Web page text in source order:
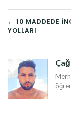
YAZI
← 10 MADDEDE
YOLLARI